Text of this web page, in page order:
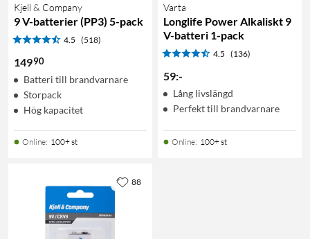
Kjell & Company
9 V-batterier (PP3) 5-pack
4.5 (518)
14990
Batteri till brandvarnare
Storpack
Hög kapacitet
Online: 100+ st
Varta
Longlife Power Alkaliskt 9
V-batteri 1-pack
4.5 (136)
59:-
Lång livslängd
Perfekt till brandvarnare
Online: 100+ st
88